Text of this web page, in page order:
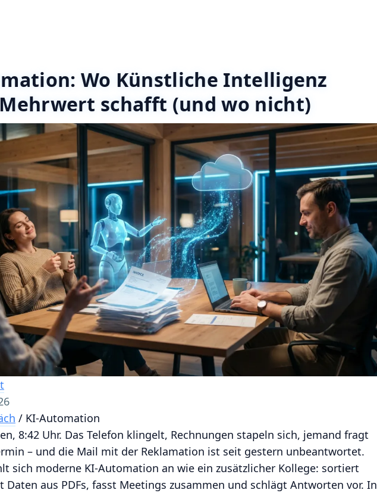
Wo Künstliche Intelligenz
schafft (und wo nicht)
/ KI-Automation
8:42 Uhr. Das Telefon klingelt, Rechnungen stapeln sich, jemand fragt
– und die Mail mit der Reklamation ist seit gestern unbeantwortet.
sich moderne KI-Automation an wie ein zusätzlicher Kollege: sortiert
Daten aus PDFs, fasst Meetings zusammen und schlägt Antworten vor. In